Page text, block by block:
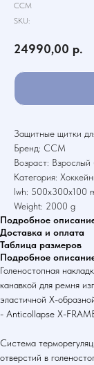
CCM
SKU:
24990,00 р.
Защитные щитки
Бренд: CCM
Возраст: Взрослый
Категория:
lwh: 500x300x100
Weight: 2000 g
Подробное
Доставка и оплата
Таблица размеров
Подробное
Голеностопная
канавкой для ремня
эластичной X-
- Anticollapse X-
Система
отверстий в